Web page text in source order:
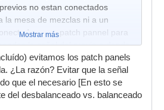
no estan conectados
la mesa de mezclas ni a un
a un patch pannel para
la señal del previo a donde
que retorna el patch
LINE IN DE LA MESA
Mostrar más
evitamos los patch panels
¿La razón? Evitar que la señal
que el necesario [En esto se
del desbalanceado vs. balanceado